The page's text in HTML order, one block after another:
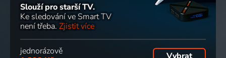
Slouží pro starší TV.
Ke sledování ve Smart TV
není třeba. Zjistit více
jednorázově